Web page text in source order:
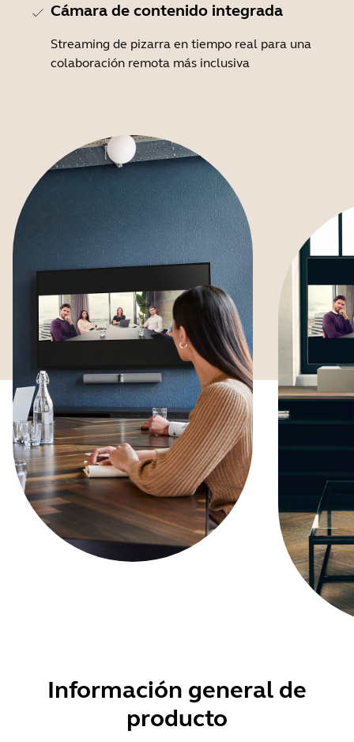
Cámara de contenido integrada
Streaming de pizarra en tiempo real para una
colaboración remota más inclusiva
Información general de
producto